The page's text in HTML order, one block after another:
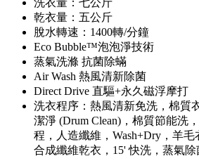
乾衣量：五公斤
脫水轉速：1400轉/分鐘
Eco Bubble™泡泡淨技術
蒸氣洗滌 抗菌除蟎
Air Wash 熱風清新除菌
Direct Drive 直驅+永久磁浮摩打
洗衣程序：熱風清新免洗，棉質
潔淨 (Drum Clean)，棉質節能洗
程，人造纖維，Wash+Dry，羊毛
合成纖維乾衣，15' 快洗，蒸氣除